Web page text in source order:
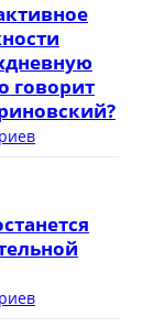
говорит